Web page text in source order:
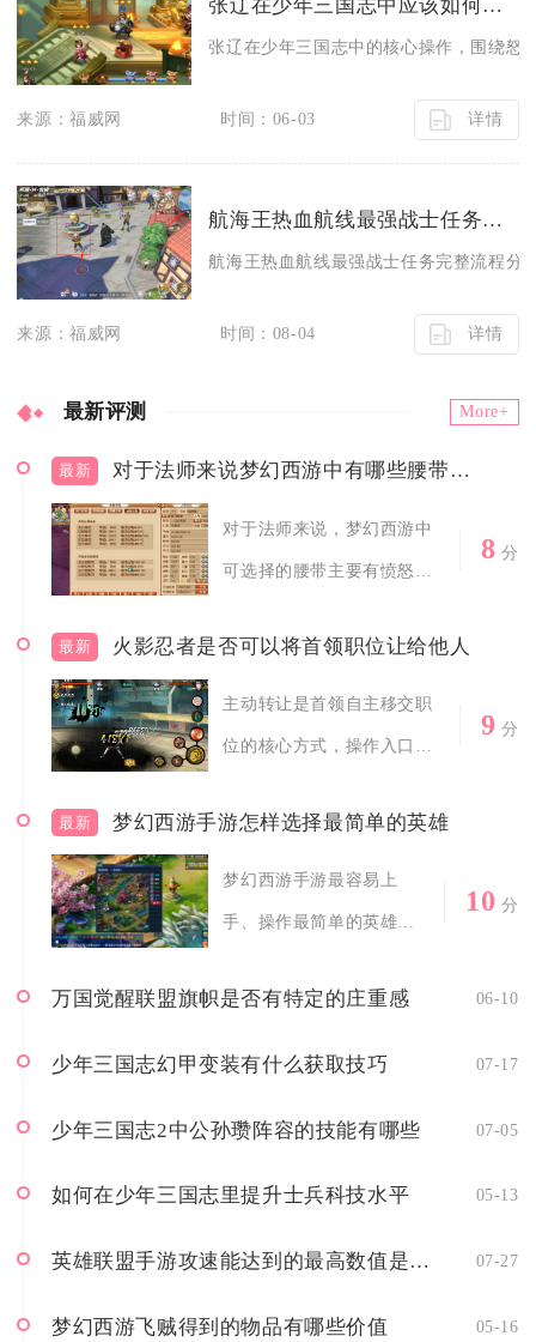
张辽在少年三国志中应该如何操作
张辽在少年三国志中的核心操作，围绕怒
来源：福威网 时间：06-03 详情
航海王热血航线最强战士任务怎么完成
航海王热血航线最强战士任务完整流程分
来源：福威网 时间：08-04 详情
最新评测 More+
最新 对于法师来说梦幻西游中有哪些腰带可以选择
对于法师来说，梦幻西游中
可选择的腰带主要有愤怒特
8 分
最新 火影忍者是否可以将首领职位让给他人
主动转让是首领自主移交职
位的核心方式，操作入口在
9 分
最新 梦幻西游手游怎样选择最简单的英雄
梦幻西游手游最容易上
手、操作最简单的英雄集
10 分
万国觉醒联盟旗帜是否有特定的庄重感 06-10
少年三国志幻甲变装有什么获取技巧 07-17
少年三国志2中公孙瓒阵容的技能有哪些 07-05
如何在少年三国志里提升士兵科技水平 05-13
英雄联盟手游攻速能达到的最高数值是多少 07-27
梦幻西游飞贼得到的物品有哪些价值 05-16